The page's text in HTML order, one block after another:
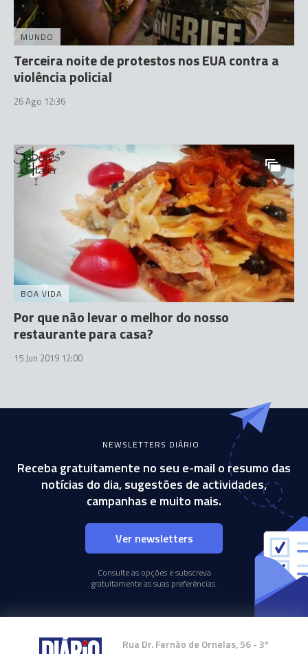
MUNDO
Terceira noite de protestos nos EUA contra a
violência policial
26 Ago 12:36
BOA VIDA
Por que não levar o melhor do nosso
restaurante para casa?
15 Jun 2019 12:00
NEWSLETTERS DIÁRIO
Receba gratuitamente no seu e-mail o resumo das
notícias do dia, sugestões de actividades,
campanhas e muito mais.
Ver newsletters
Consulte as opções e subscreva
gratuitamente as suas preferências.
Rua Dr. Fernão de Ornelas, 56 - 3º